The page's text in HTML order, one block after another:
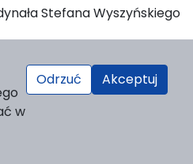
Stefana Wyszyńskiego
PKP
w
Odrzuć Akceptuj